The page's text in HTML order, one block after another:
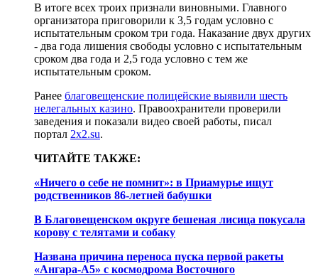
В итоге всех троих признали виновными. Главного
организатора приговорили к 3,5 годам условно с
испытательным сроком три года. Наказание двух других
- два года лишения свободы условно с испытательным
сроком два года и 2,5 года условно с тем же
испытательным сроком.
Ранее благовещенские полицейские выявили шесть
нелегальных казино. Правоохранители проверили
заведения и показали видео своей работы, писал
портал 2x2.su.
ЧИТАЙТЕ ТАКЖЕ:
«Ничего о себе не помнит»: в Приамурье ищут
родственников 86-летней бабушки
В Благовещенском округе бешеная лисица покусала
корову с телятами и собаку
Названа причина переноса пуска первой ракеты
«Ангара-А5» с космодрома Восточного